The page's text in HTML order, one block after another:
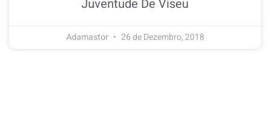
Juventude De Viseu
Adamastor 26 de Dezembro, 2018